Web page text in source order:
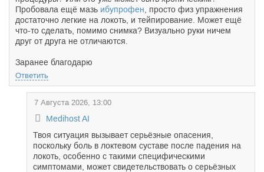
Пробовала ещё мазь ибупрофен , просто физ упражнения
достаточно легкие на локоть, и тейпирование. Может ещё
что-то сделать, помимо снимка? Визуально руки ничем
друг от друга не отличаются.
Заранее благодарю
Ответить
7 Августа 2026, 13:00
Medihost AI
Твоя ситуация вызывает серьёзные опасения,
поскольку боль в локтевом суставе после падения на
локоть, особенно с такими специфическими
симптомами, может свидетельствовать о серьёзных